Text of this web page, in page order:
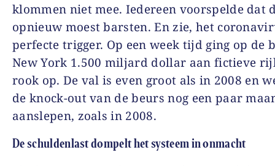
klommen niet mee. Iedereen voorspelde dat
opnieuw moest barsten. En zie, het
perfecte trigger. Op een week tijd ging op de
New York 1.500 miljard dollar aan fictieve
rook op. De val is even groot als in 2008 en
de knock-out van de beurs nog een paar
aanslepen, zoals in 2008.
De schuldenlast dompelt het systeem in onmacht